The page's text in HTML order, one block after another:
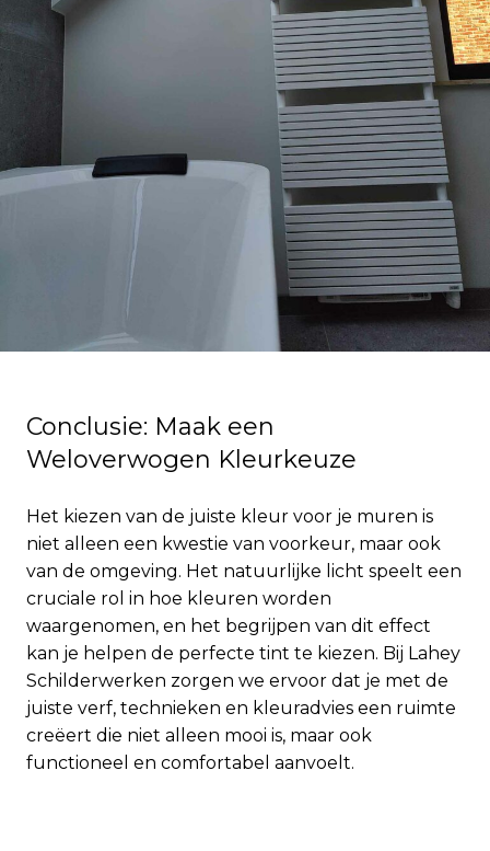
Conclusie: Maak een
Weloverwogen Kleurkeuze
Het kiezen van de juiste kleur voor je muren is
niet alleen een kwestie van voorkeur, maar ook
van de omgeving. Het natuurlijke licht speelt een
cruciale rol in hoe kleuren worden
waargenomen, en het begrijpen van dit effect
kan je helpen de perfecte tint te kiezen. Bij Lahey
Schilderwerken zorgen we ervoor dat je met de
juiste verf, technieken en kleuradvies een ruimte
creëert die niet alleen mooi is, maar ook
functioneel en comfortabel aanvoelt.